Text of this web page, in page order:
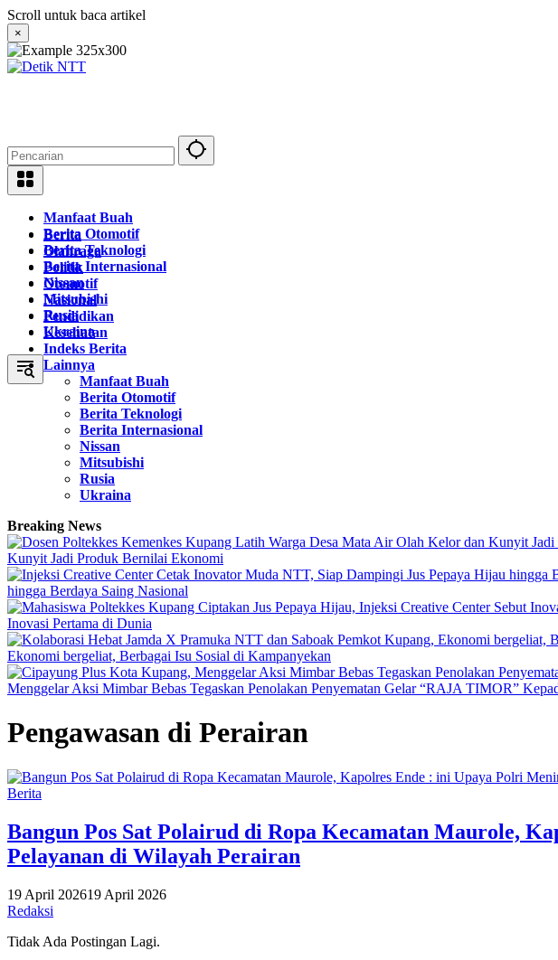
Langsung
ke
konten
Scroll untuk baca artikel
×
Manfaat Buah
Berita Otomotif
Berita Teknologi
Berita Internasional
Nissan
Mitsubishi
Rusia
Ukraina
Berita
Olahraga
Politik
Otomotif
Nasional
Pendidikan
Kesehatan
Indeks Berita
Lainnya
Manfaat Buah
Berita Otomotif
Berita Teknologi
Berita Internasional
Nissan
Mitsubishi
Rusia
Ukraina
Breaking News
Kunyit Jadi Produk Bernilai Ekonomi
hingga Berdaya Saing Nasional
Inovasi Pertama di Dunia
Ekonomi bergeliat, Berbagai Isu Sosial di Kampanyekan
Menggelar Aksi Mimbar Bebas Tegaskan Penolakan Penyematan Gelar “RAJA TIMOR”
Pengawasan di Perairan
Berita
Bangun Pos Sat Polairud di Ropa Kecamatan Maurole,
Pelayanan di Wilayah Perairan
19 April 202619 April 2026
Redaksi
Tidak Ada Postingan Lagi.